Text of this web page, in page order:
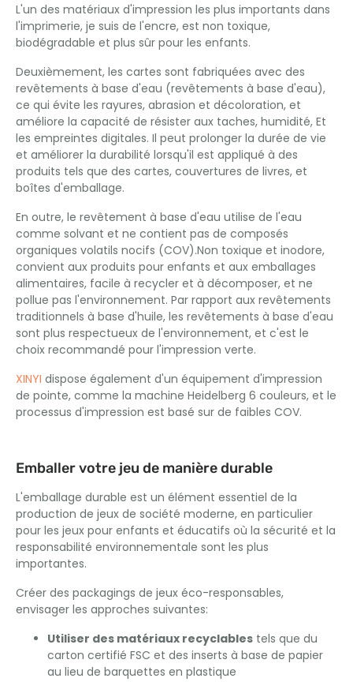
L'un des matériaux d'impression les plus importants dans
l'imprimerie, je suis de l'encre, est non toxique,
biodégradable et plus sûr pour les enfants.
Deuxièmement, les cartes sont fabriquées avec des
revêtements à base d'eau (revêtements à base d'eau),
ce qui évite les rayures, abrasion et décoloration, et
améliore la capacité de résister aux taches, humidité, Et
les empreintes digitales. Il peut prolonger la durée de vie
et améliorer la durabilité lorsqu'il est appliqué à des
produits tels que des cartes, couvertures de livres, et
boîtes d'emballage.
En outre, le revêtement à base d'eau utilise de l'eau
comme solvant et ne contient pas de composés
organiques volatils nocifs (COV).Non toxique et inodore,
convient aux produits pour enfants et aux emballages
alimentaires, facile à recycler et à décomposer, et ne
pollue pas l'environnement. Par rapport aux revêtements
traditionnels à base d'huile, les revêtements à base d'eau
sont plus respectueux de l'environnement, et c'est le
choix recommandé pour l'impression verte.
XINYI dispose également d'un équipement d'impression
de pointe, comme la machine Heidelberg 6 couleurs, et le
processus d'impression est basé sur de faibles COV.
Emballer votre jeu de manière durable
L'emballage durable est un élément essentiel de la
production de jeux de société moderne, en particulier
pour les jeux pour enfants et éducatifs où la sécurité et la
responsabilité environnementale sont les plus
importantes.
Créer des packagings de jeux éco-responsables,
envisager les approches suivantes:
Utiliser des matériaux recyclables tels que du
carton certifié FSC et des inserts à base de papier
au lieu de barquettes en plastique